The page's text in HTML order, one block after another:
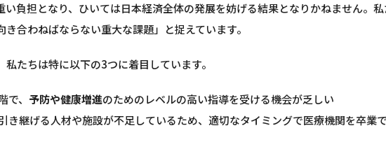
い負担となり、ひいては日本経済全体の発展を妨げる結果となりかねません。
合わねばならない重大な課題」と捉えています。
たちは特に以下の3つに着目しています。
、 予防や健康増進のためのレベルの高い指導を受ける機会が乏しい
き継げる人材や施設が不足しているため、適切なタイミングで医療機関を卒業